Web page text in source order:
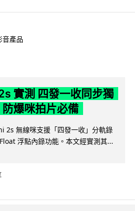
音產品
實測 四發一收同步獨
爆咪拍片必備
2s 無線咪支援「四發一收」分軌錄
浮點內錄功能。本文經實測其...